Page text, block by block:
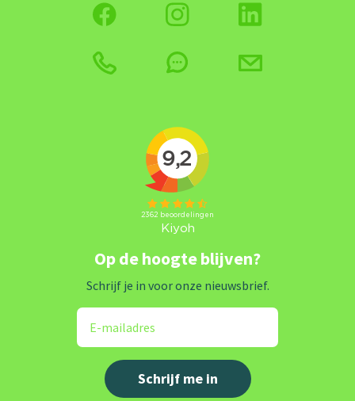
Op de hoogte blijven?
Schrijf je in voor onze nieuwsbrief.